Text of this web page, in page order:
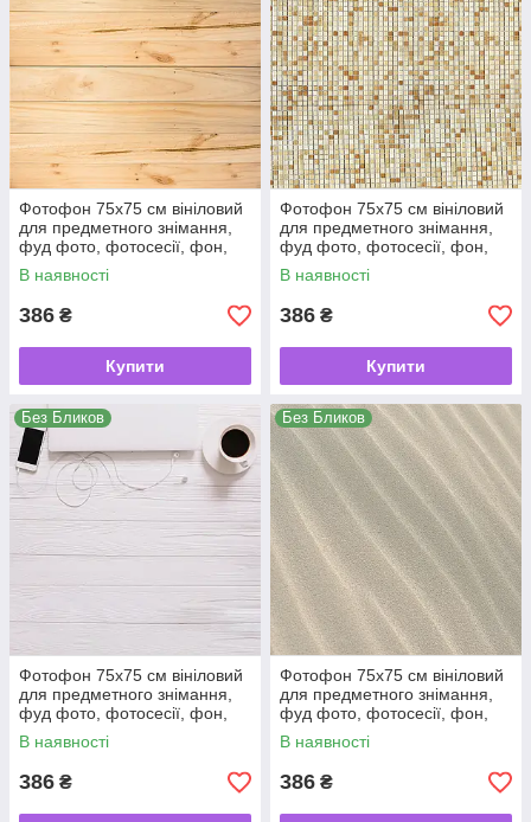
Фотофон 75х75 см вініловий
для предметного знімання,
фуд фото, фотосесії, фон,
кондитерський, для торта
В наявності
386 ₴
Купити
Фотофон 75х75 см вініловий
для предметного знімання,
фуд фото, фотосесії, фон,
кондитерський, для торта
В наявності
386 ₴
Купити
Без Бликов
Фотофон 75х75 см вініловий
для предметного знімання,
фуд фото, фотосесії, фон,
кондитерський, для торта
В наявності
386 ₴
Без Бликов
Фотофон 75х75 см вініловий
для предметного знімання,
фуд фото, фотосесії, фон,
кондитерський, для торта
В наявності
386 ₴